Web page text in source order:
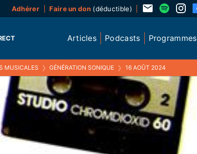
Adhérer Faire un don(déductible)
Articles Podcasts Programmes
MUSICALES ❯ GÉNÉRATION SONIQUE ❯ 16 AOÛT 2024